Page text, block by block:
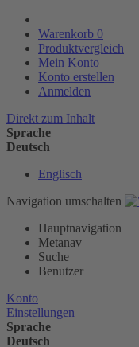
Warenkorb 0
Produktvergleich
Mein Konto
Konto erstellen
Anmelden
Direkt zum Inhalt
Sprache
Deutsch
Englisch
Navigation umschalten
Hauptnavigation
Metanav
Suche
Benutzer
Konto
Einstellungen
Sprache
Deutsch